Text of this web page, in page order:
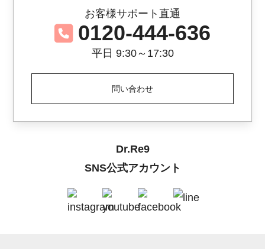
お客様サポート直通
0120-444-636
平日 9:30～17:30
問い合わせ
Dr.Re9
SNS公式アカウント